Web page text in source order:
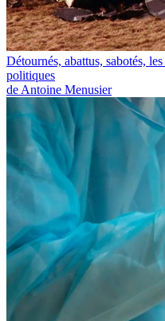
Détournés, abattus, sabotés,
politiques
de Antoine Menusier